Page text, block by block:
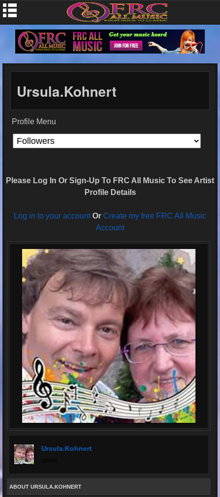
Ursula.kohnert
Profile Menu
Please Log In Or Sign-Up To FRC All Music To See Artist
Profile Details
Log in to your account Or Create my free FRC All Music
Account
Ursula.kohnert
ABOUT URSULA.KOHNERT